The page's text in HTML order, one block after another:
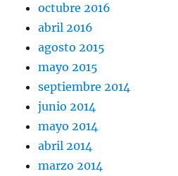
octubre 2016
abril 2016
agosto 2015
mayo 2015
septiembre 2014
junio 2014
mayo 2014
abril 2014
marzo 2014